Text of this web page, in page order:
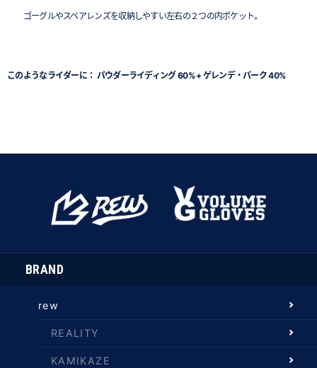
ゴーグルやスペアレンズを収納しやすい左右の２つの内ポケット。
このようなライダーに： パウダーライディング 60% + ゲレンデ・パーク 40%
BRAND
rew
REALITY
KAMIKAZE